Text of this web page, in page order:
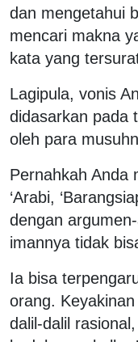
dan mengetahui
mencari makna
kata yang
Lagipula, vonis
didasarkan pada
oleh para
Pernahkah Anda
‘Arabi,
dengan
imannya tidak
Ia bisa
orang.
dalil-dalil